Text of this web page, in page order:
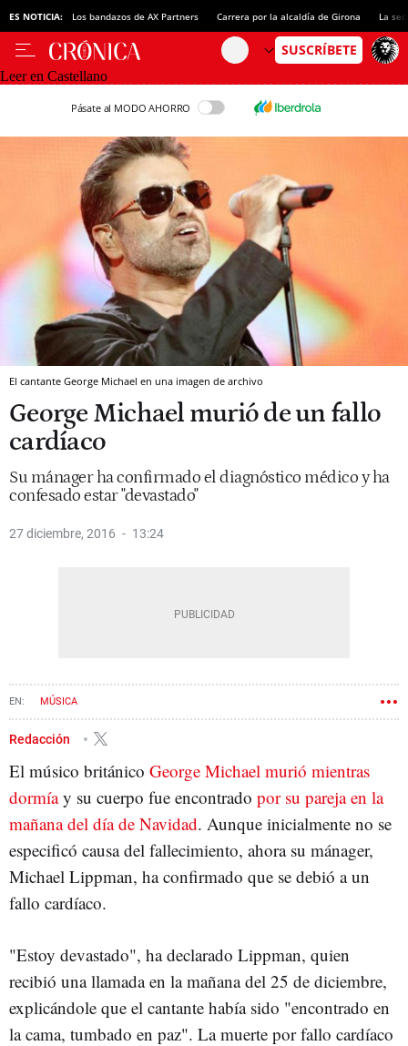
ES NOTICIA: Los bandazos de AX Partners Carrera por la alcaldía de Girona La
Leer en Castellano
Pásate al MODO AHORRO
El cantante George Michael en una imagen de archivo
George Michael murió de un fallo
cardíaco
Su mánager ha confirmado el diagnóstico médico y ha
confesado estar "devastado"
27 diciembre, 2016 13:24
MÚSICA
Redacción
El músico británico George Michael murió mientras
dormíay su cuerpo fue encontrado por su pareja en la
mañana del día de Navidad. Aunque inicialmente no se
especificó causa del fallecimiento, ahora su mánager,
Michael Lippman, ha confirmado que se debió a un
fallo cardíaco.
"Estoy devastado", ha declarado Lippman, quien
recibió una llamada en la mañana del 25 de diciembre,
explicándole que el cantante había sido "encontrado en
la cama, tumbado en paz". La muerte por fallo cardíaco